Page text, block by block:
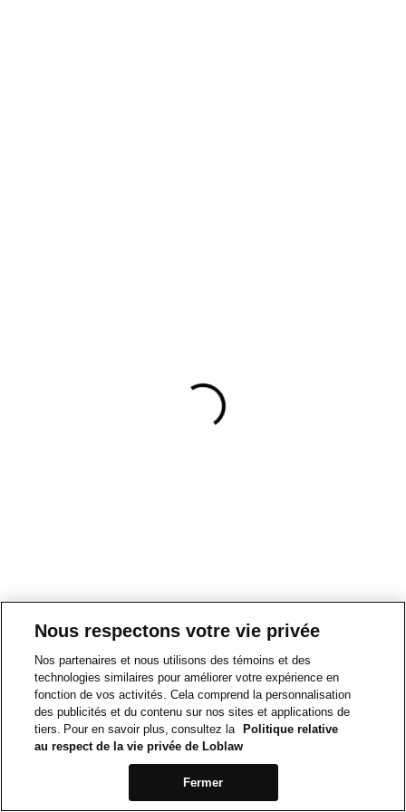
Nous respectons votre vie privée
Nos partenaires et nous utilisons des témoins et des
technologies similaires pour améliorer votre expérience en
fonction de vos activités. Cela comprend la personnalisation
des publicités et du contenu sur nos sites et applications de
tiers. Pour en savoir plus, consultez la
Politique relative
au respect de la vie privée de Loblaw
Fermer